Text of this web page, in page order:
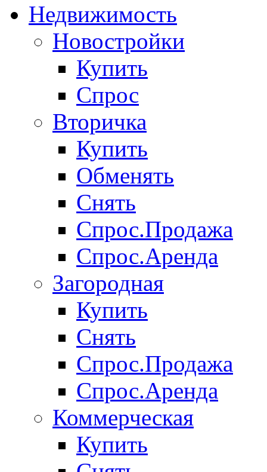
Недвижимость
Новостройки
Купить
Спрос
Вторичка
Купить
Обменять
Снять
Спрос.Продажа
Спрос.Аренда
Загородная
Купить
Снять
Спрос.Продажа
Спрос.Аренда
Коммерческая
Купить